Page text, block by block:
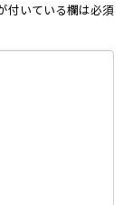
付いている欄は必須